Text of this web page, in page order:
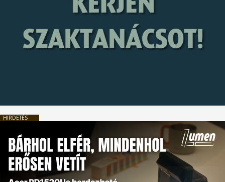
HIRDETÉS